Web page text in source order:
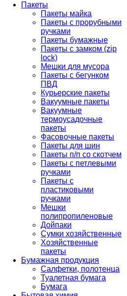
Пакеты
Пакеты майка
Пакеты с прорубными
ручками
Пакеты бумажные
Пакеты с замком (zip
lock)
Мешки для мусора
Пакеты с бегунком
ПВД
Курьерские пакеты
Вакуумные пакеты
Вакуумные
термоусадочные
пакеты
Фасовочные пакеты
Пакеты для шин
Пакеты п/п со скотчем
Пакеты с петлевыми
ручками
Пакеты с
пластиковыми
ручками
Мешки
полипропиленовые
Дойпаки
Сумки хозяйственные
Хозяйственные
пакеты
Бумажная продукция
Салфетки, полотенца
Туалетная бумага
Бумага